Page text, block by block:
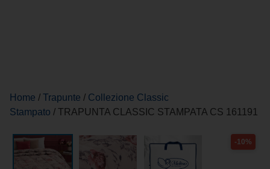
Home / Trapunte / Collezione Classic
Stampato / TRAPUNTA CLASSIC STAMPATA CS 161191
-10%